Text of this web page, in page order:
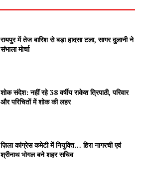
रायपुर में तेज बारिश से बड़ा हादसा टला, सागर दुलानी ने
संभाला मोर्चा
शोक संदेश: नहीं रहे 38 वर्षीय राकेश त्रिपाठी, परिवार
और परिचितों में शोक की लहर
ज़िला कांग्रेस कमेटी में नियुक्ति… हिरा नागरची एवं
श्रीनाथ भोगल बने शहर सचिव